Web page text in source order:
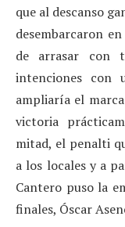
que al descanso
desembarcaron
de arrasar con
intenciones
ampliaría el
victoria
mitad, el penalti
a los locales y a
Cantero puso la
finales, Óscar